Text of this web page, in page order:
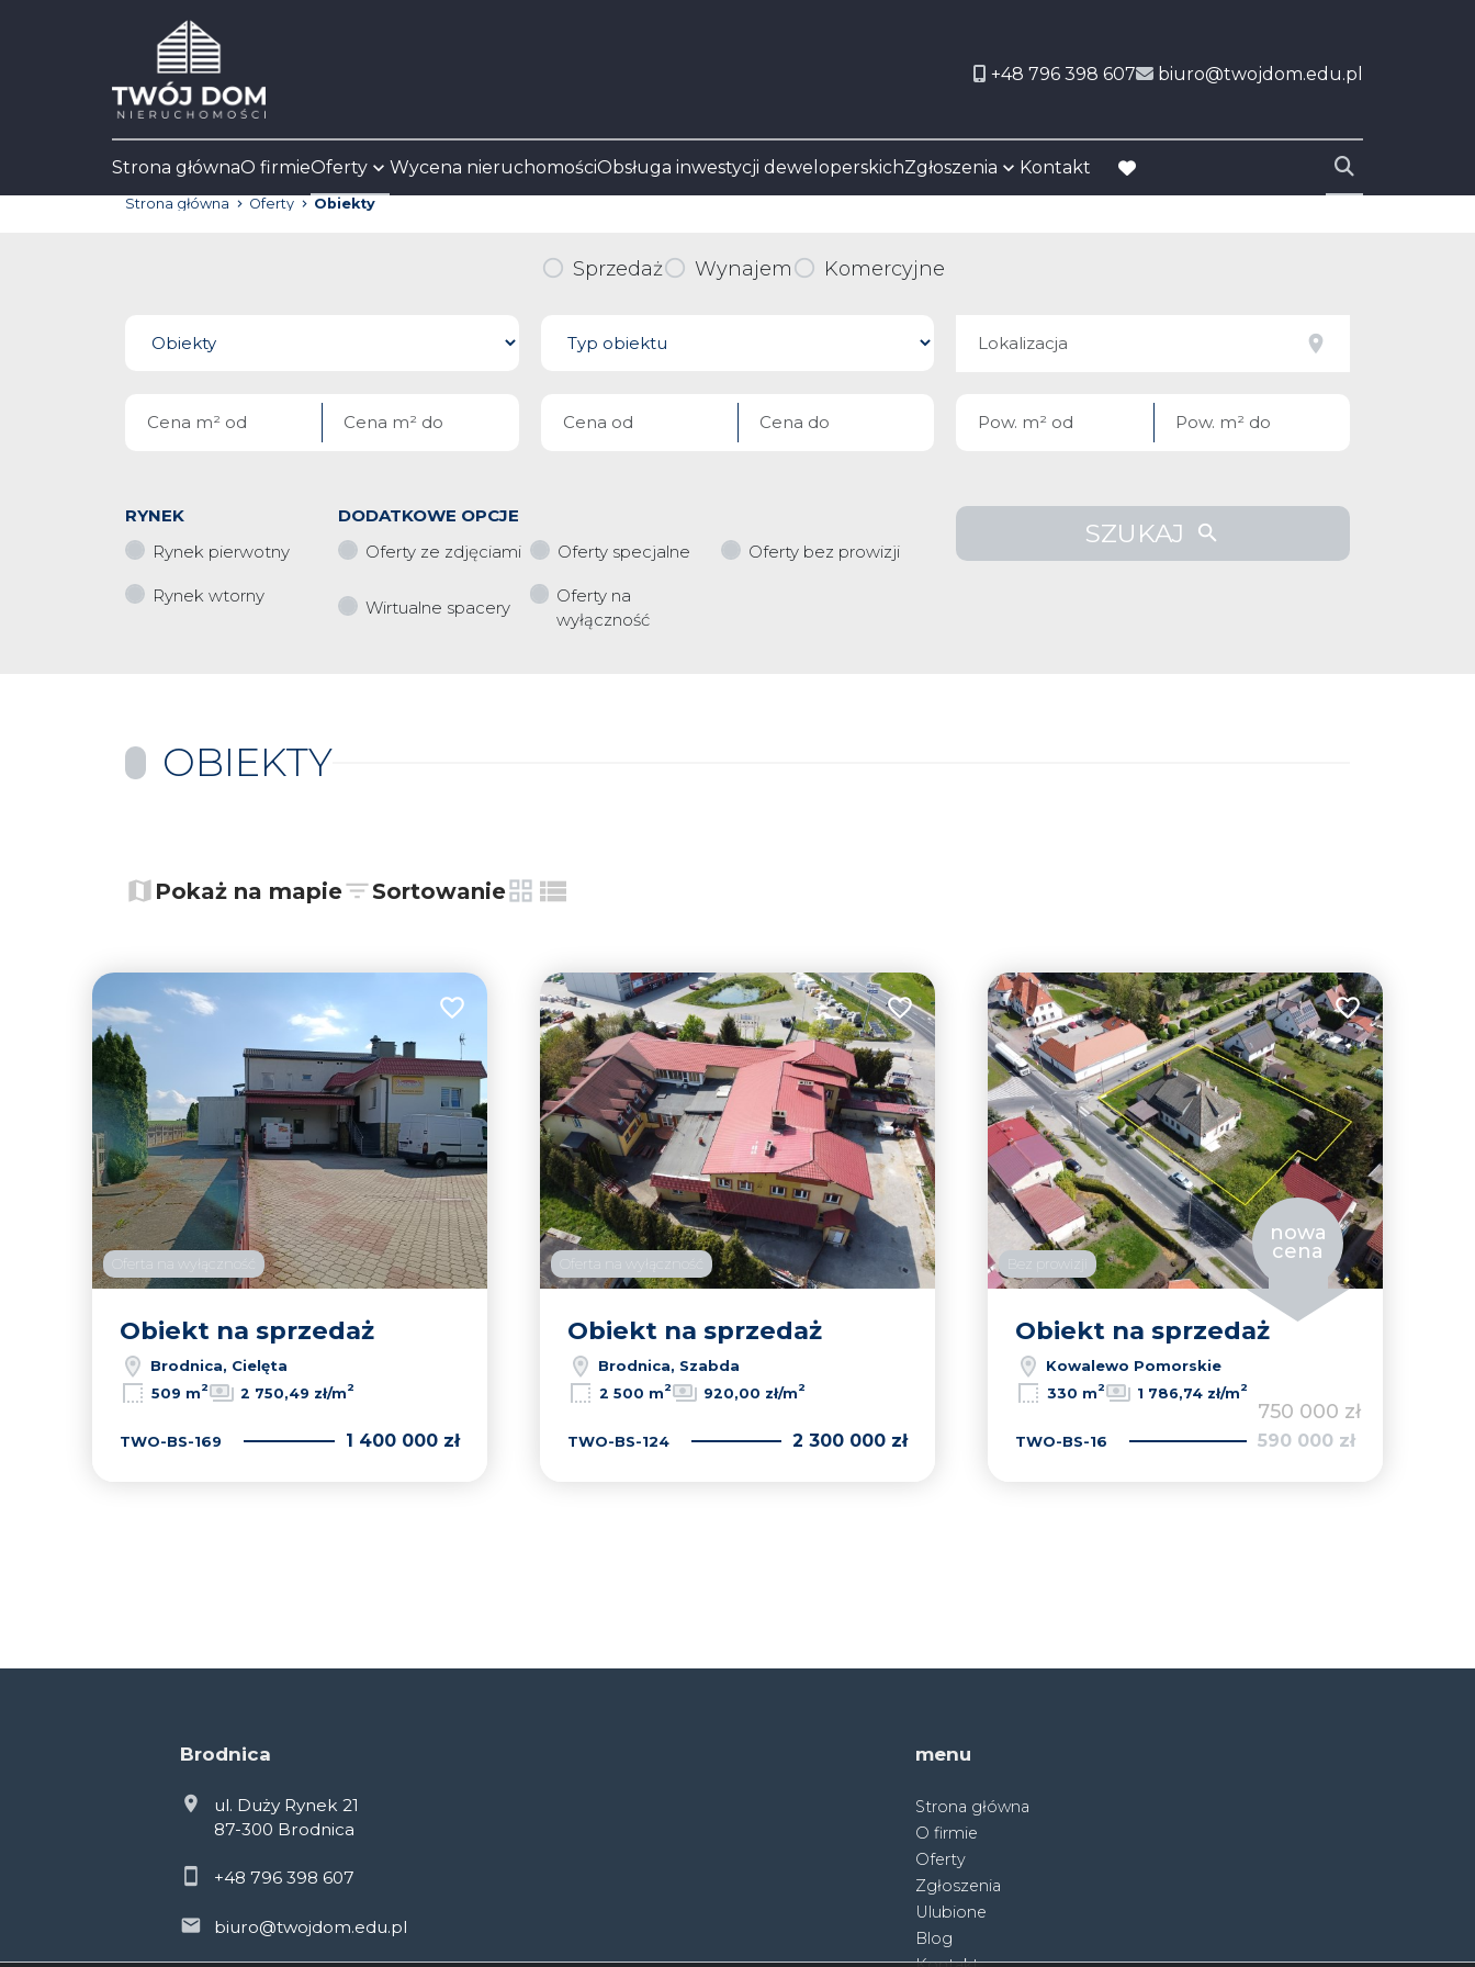
+48 796 398 607 biuro@twojdom.edu.pl
Strona głównaO firmieOferty Wycena nieruchomościObsługa inwestycji deweloperskichZgłoszenia Kontakt
favorite
Strona główna Oferty Obiekty
Sprzedaż Wynajem Komercyjne
RYNEK
Rynek pierwotny
Rynek wtorny
DODATKOWE OPCJE
Oferty ze zdjęciami
Oferty specjalne Oferty bez prowizji
Wirtualne spacery
Oferty na
wyłączność
SZUKAJ
OBIEKTY
−
Leaflet|© OpenMapTiles © OpenStreetMap contributors
Pokaż na mapie Sortowanie
tabela
lista
Oferta na wyłączność
Dodaj do ulubionych
Obiekt na sprzedaż
Brodnica, Cielęta
509 m2 2 750,49 zł/m2
TWO-BS-169 1 400 000 zł
Oferta na wyłączność
Dodaj do ulubionych
Obiekt na sprzedaż
Brodnica, Szabda
2 500 m2 920,00 zł/m2
TWO-BS-124 2 300 000 zł
Bez prowizji
Dodaj do
nowa
cena
Obiekt na sprzedaż
Kowalewo Pomorskie
330 m2 1 786,74 zł/m2
750 000 zł
TWO-BS-16 590 000 zł
Brodnica
ul. Duży Rynek 21
87-300 Brodnica
+48 796 398 607
biuro@twojdom.edu.pl
menu
Strona główna
O firmie
Oferty
Zgłoszenia
Ulubione
Blog